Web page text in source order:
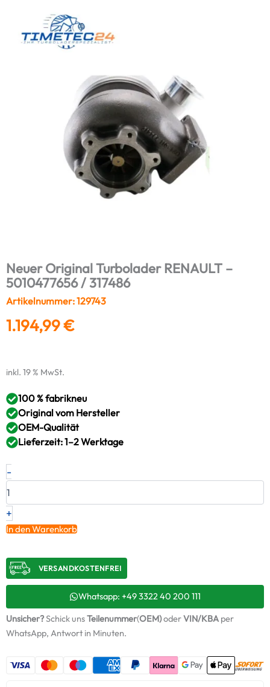
Neuer Original Turbolader RENAULT –
5010477656 / 317486
Artikelnummer: 129743
1.194,99€
inkl. 19 % MwSt.
100 % fabrikneu
Original vom Hersteller
OEM-Qualität
Lieferzeit: 1–2 Werktage
-
Neuer
Original
–
5010477656
/
Menge
+
In den Warenkorb
VERSANDKOSTENFREI​
Whatsapp: +49 3322 40 200 111
Unsicher?Schick unsTeilenummer(OEM)oderVIN/KBAper
WhatsApp, Antwort in Minuten.